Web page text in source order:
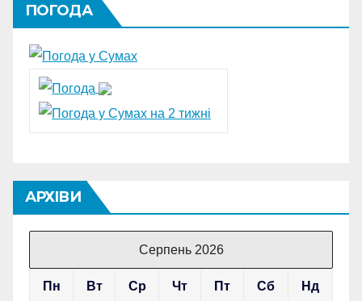
ПОГОДА
АРХІВИ
Серпень 2026
Пн Вт Ср Чт Пт Сб Нд